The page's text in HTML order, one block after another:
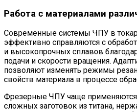
Работа с материалами
Современные системы ЧПУ в
эффективно справляются с
и высокопрочных сплавов
подачи и скорости вращения.
позволяют изменять режимы
свойств материала в процессе
Фрезерные ЧПУ чаще применяются
сложных заготовок из титана,